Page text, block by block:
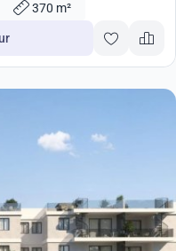
370 m²